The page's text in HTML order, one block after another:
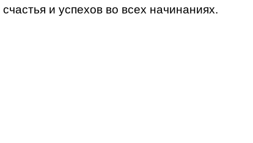
и успехов во всех начинаниях.